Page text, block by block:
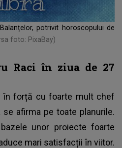
potrivit horoscopului de
foto: PixaBay)
Raci în ziua de 27
în forță cu foarte mult chef
afirma pe toate planurile.
unor proiecte foarte
mari satisfacții în viitor.